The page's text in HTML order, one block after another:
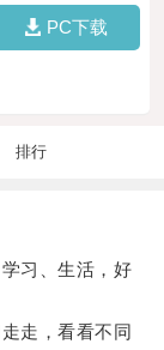
PC下载
排行
习、生活，好
走，看看不同